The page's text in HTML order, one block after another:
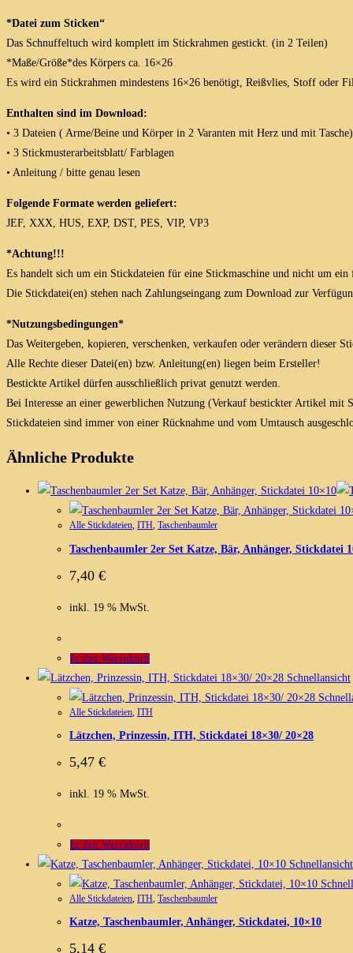
*Datei zum Sticken“
Das Schnuffeltuch wird komplett im Stickrahmen gestickt. (in 2 Teilen)
*Maße/Größe*des Körpers ca. 16×26
Es wird ein Stickrahmen mindestens 16×26 benötigt, Reißvlies, Stoff oder
Enthalten sind im Download:
• 3 Dateien ( Arme/Beine und Körper in 2 Varanten mit Herz und mit Tasche)
• 3 Stickmusterarbeitsblatt/ Farblagen
• Anleitung / bitte genau lesen
Folgende Formate werden geliefert:
JEF, XXX, HUS, EXP, DST, PES, VIP, VP3
*Achtung!!!
Es handelt sich um ein Stickdateien für eine Stickmaschine und nicht um
Die Stickdatei(en) stehen nach Zahlungseingang zum Download zur
*Nutzungsbedingungen*
Das Weitergeben, kopieren, verschenken, verkaufen oder verändern dieser
Alle Rechte dieser Datei(en) bzw. Anleitung(en) liegen beim Ersteller!
Bestickte Artikel dürfen ausschließlich privat genutzt werden.
Bei Interesse an einer gewerblichen Nutzung (Verkauf bestickter Artikel
Stickdateien sind immer von einer Rücknahme und vom Umtausch
Ähnliche Produkte
Alle Stickdateien, ITH, Taschenbaumler
Taschenbaumler 2er Set Katze, Bär, Anhänger, Stickdatei
7,40 €
inkl. 19 % MwSt.
In den Warenkorb
Schnellansicht
Alle Stickdateien ITH
Lätzchen, Prinzessin, ITH, Stickdatei 18×30/ 20×28
5,47 €
inkl. 19 % MwSt.
In den Warenkorb
Schnellansicht
Alle Stickdateien ITH Taschenbaumler
Katze, Taschenbaumler, Anhänger, Stickdatei, 10×10
5,14 €